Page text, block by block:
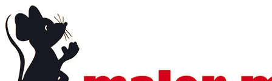
to
main
content